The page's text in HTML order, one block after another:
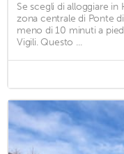
Se scegli di alloggiare
zona centrale di Ponte
meno di 10 minuti a
Vigili. Questo ...